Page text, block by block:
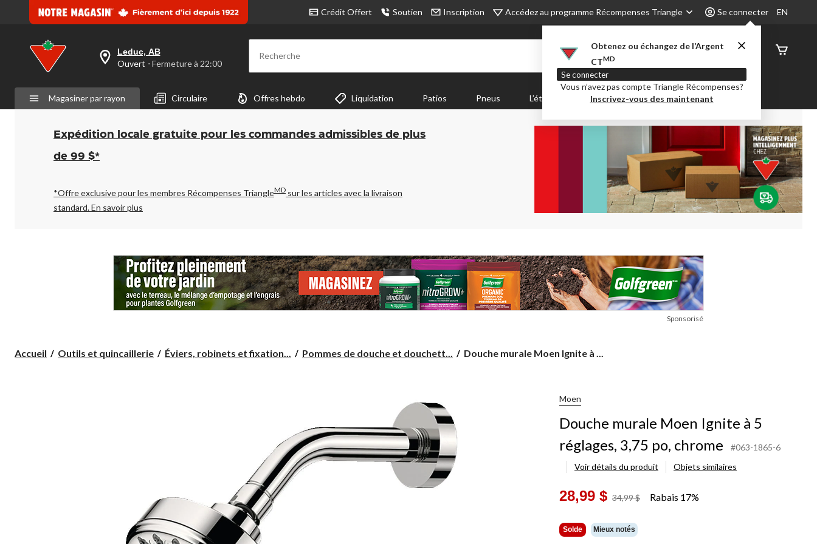
Crédit Offert Soutien Inscription Accédez au programme Récompenses Triangle Se connecter
Obtenez ou échangez de l’Argent
CTMD
Se connecter
Vous n’avez pas compte Triangle Récompenses?
Inscrivez-vous des maintenant
EN
votre
est
Leduc,
AB,
Ouvert,
Fermeture
à
pour
changer
Leduc, AB
Ouvert ⋅ Fermeture à 22:00 Recherche
État de
Magasiner par rayon Circulaire Offres hebdo Liquidation Patios Pneus L’été Party City Centre-auto
Expédition locale gratuite pour les commandes admissibles de plus
de 99 $*
*Offre exclusive pour les membres Récompenses TriangleMD sur les articles avec la livraison
standard.En savoir plus
Sponsorisé
Accueil Outils et quincaillerie Éviers, robinets et fixation... Pommes de douche et douchett...
Douche
Douche murale Moen Ignite à ...
Moen
Douche murale Moen Ignite à 5
réglages, 3,75 po, chrome
#063-1865-6
Voir détails du produit
Objets similaires
28,99 $ 34,99 $
prixRabais 17%
Solde Mieux notés